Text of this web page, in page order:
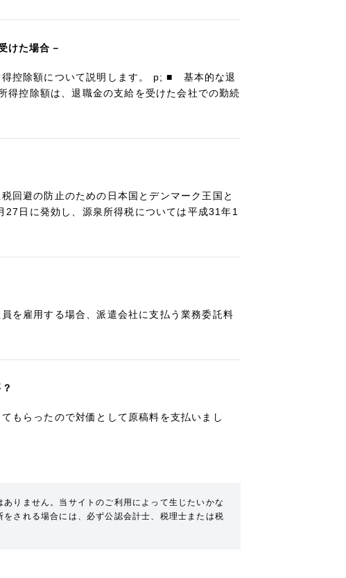
けた場合－
控除額について説明します。 p; ■ 基本的な退
控除額は、退職金の支給を受けた会社での勤続
回避の防止のための日本国とデンマーク王国と
日に発効し、源泉所得税については平成31年1
を雇用する場合、派遣会社に支払う業務委託料
もらったので対価として原稿料を支払いまし
りません。当サイトのご利用によって生じたいかな
される場合には、必ず公認会計士、税理士または税